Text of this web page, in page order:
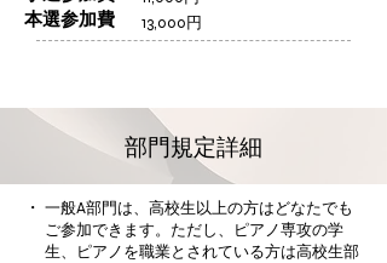
本選参加費
13,000円
部門規定詳細
・ 一般A部門は、高校生以上の方はどなたでも
ご参加できます。ただし、ピアノ専攻の学
生、ピアノを職業とされている方は高校生部